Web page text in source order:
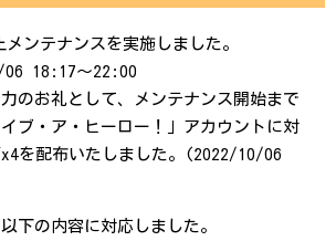
ンテナンスを実施しました。
06 18:17～22:00
のお礼として、メンテナンス開始まで
ブ・ア・ヒーロー！」アカウントに対
x4を配布いたしました。(2022/10/06
下の内容に対応しました。